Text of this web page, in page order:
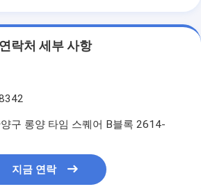
연락처 세부 사항
구 롱양 타임 스퀘어 B블록 2614-
지금 연락